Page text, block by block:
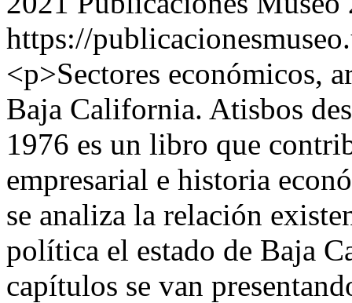
https://
<p>Sectores económicos,
Baja California. Atisbos
1976 es un libro que
empresarial e historia
se analiza la relación
política el estado de Baja
capítulos se van